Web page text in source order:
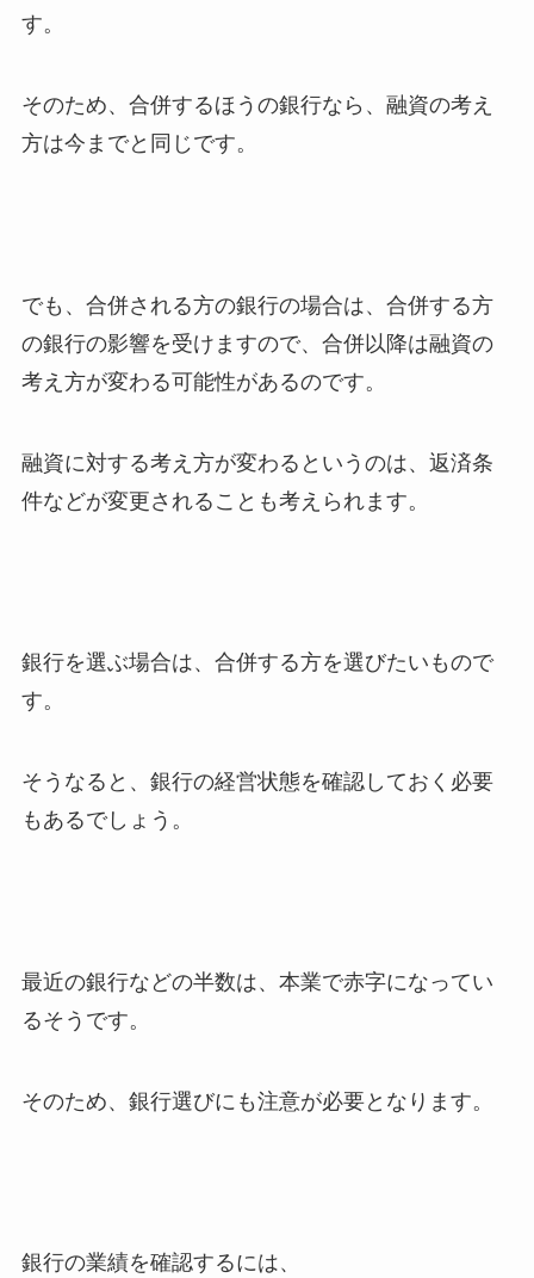
す。
そのため、合併するほうの銀行なら、融資の考え
方は今までと同じです。
でも、合併される方の銀行の場合は、合併する方
の銀行の影響を受けますので、合併以降は融資の
考え方が変わる可能性があるのです。
融資に対する考え方が変わるというのは、返済条
件などが変更されることも考えられます。
銀行を選ぶ場合は、合併する方を選びたいもので
す。
そうなると、銀行の経営状態を確認しておく必要
もあるでしょう。
最近の銀行などの半数は、本業で赤字になってい
るそうです。
そのため、銀行選びにも注意が必要となります。
銀行の業績を確認するには、